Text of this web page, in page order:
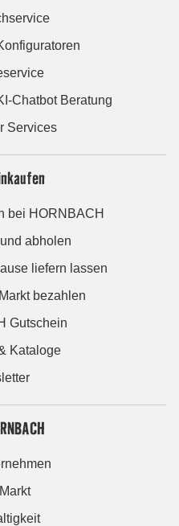
Chatbot Beratung
Services
bei HORNBACH
abholen
liefern lassen
bezahlen
Gutschein
Kataloge